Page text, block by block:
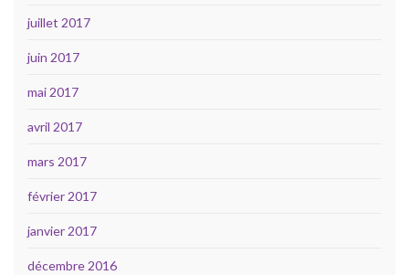
juillet 2017
juin 2017
mai 2017
avril 2017
mars 2017
février 2017
janvier 2017
décembre 2016